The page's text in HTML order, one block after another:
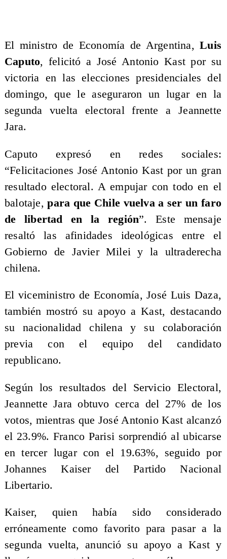
El ministro de Economía de Argentina,Luis
Caputo, felicitó a José Antonio Kast por su
victoria en las elecciones presidenciales del
domingo, que le aseguraron un lugar en la
segunda vuelta electoral frente a Jeannette
Jara.
Caputo expresó en redes sociales:
“Felicitaciones José Antonio Kast por un gran
resultado electoral. A empujar con todo en el
balotaje,para que Chile vuelva a ser un faro
de libertad en la región”. Este mensaje
resaltó las afinidades ideológicas entre el
Gobierno de Javier Milei y la ultraderecha
chilena.
El viceministro de Economía, José Luis Daza,
también mostró su apoyo a Kast, destacando
su nacionalidad chilena y su colaboración
previa con el equipo del candidato
republicano.
Según los resultados del Servicio Electoral,
Jeannette Jara obtuvo cerca del 27% de los
votos, mientras que José Antonio Kast alcanzó
el 23.9%. Franco Parisi sorprendió al ubicarse
en tercer lugar con el 19.63%, seguido por
Johannes Kaiser del Partido Nacional
Libertario.
Kaiser, quien había sido considerado
erróneamente como favorito para pasar a la
segunda vuelta, anunció su apoyo a Kast y